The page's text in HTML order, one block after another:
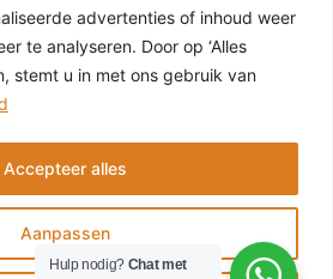
advertenties of inhoud weer
te analyseren. Door op ‘Alles
stemt u in met ons gebruik van
Aanpassen
Accepteer alles
Store Tilburg - Alle rechten
Repair Store is onderdeel van
Repair Store
Hulp nodig? Chat met